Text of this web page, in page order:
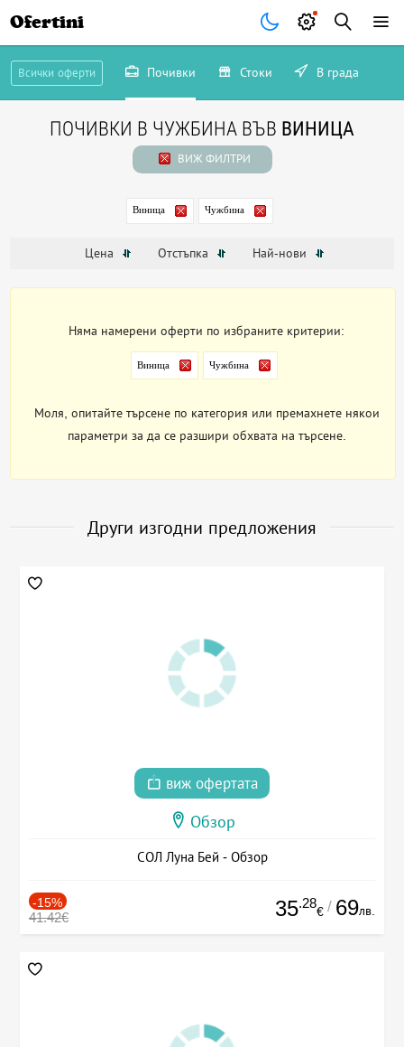
Ofertini
Всички оферти Почивки Стоки В града
ПОЧИВКИ В ЧУЖБИНА ВЪВ ВИНИЦА
ВИЖ ФИЛТРИ
Виница Чужбина
Цена Отстъпка Най-нови
Няма намерени оферти по избраните критерии:
Виница Чужбина
Моля, опитайте търсене по категория или премахнете някои
параметри за да се разшири обхвата на търсене.
Други изгодни предложения
виж офертата
Обзор
СОЛ Луна Бей - Обзор
-15%
41.42€ 35.28
€ / 69лв.